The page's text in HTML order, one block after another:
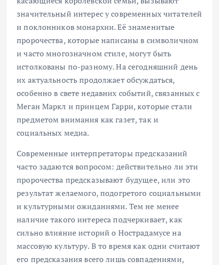
значительный интерес у современных читателей
и поклонников монархии. Её знаменитые
пророчества, которые написаны в символичном
и часто многозначном стиле, могут быть
истолкованы по-разному. На сегодняшний день
их актуальность продолжает обсуждаться,
особенно в свете недавних событий, связанных с
Меган Маркл и принцем Гарри, которые стали
предметом внимания как газет, так и
социальных медиа.
Современные интерпретаторы предсказаний
часто задаются вопросом: действительно ли эти
пророчества предсказывают будущее, или это
результат желаемого, подогретого социальными
и культурными ожиданиями. Тем не менее
наличие такого интереса подчеркивает, как
сильно влияние историй о Нострадамусе на
массовую культуру. В то время как одни считают
его предсказания всего лишь совпадениями,